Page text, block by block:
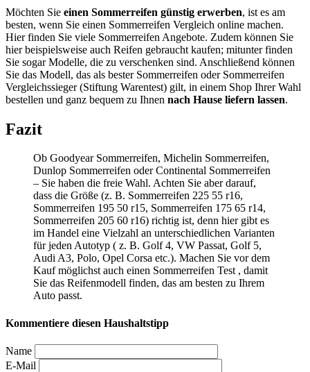
Möchten Sie einen Sommerreifen günstig erwerben, ist es am
besten, wenn Sie einen Sommerreifen Vergleich online machen.
Hier finden Sie viele Sommerreifen Angebote. Zudem können Sie
hier beispielsweise auch Reifen gebraucht kaufen; mitunter finden
Sie sogar Modelle, die zu verschenken sind. Anschließend können
Sie das Modell, das als bester Sommerreifen oder Sommerreifen
Vergleichssieger (Stiftung Warentest) gilt, in einem Shop Ihrer Wahl
bestellen und ganz bequem zu Ihnen nach Hause liefern lassen.
Fazit
Ob Goodyear Sommerreifen, Michelin Sommerreifen,
Dunlop Sommerreifen oder Continental Sommerreifen
– Sie haben die freie Wahl. Achten Sie aber darauf,
dass die Größe (z. B. Sommerreifen 225 55 r16,
Sommerreifen 195 50 r15, Sommerreifen 175 65 r14,
Sommerreifen 205 60 r16) richtig ist, denn hier gibt es
im Handel eine Vielzahl an unterschiedlichen Varianten
für jeden Autotyp ( z. B. Golf 4, VW Passat, Golf 5,
Audi A3, Polo, Opel Corsa etc.). Machen Sie vor dem
Kauf möglichst auch einen Sommerreifen Test , damit
Sie das Reifenmodell finden, das am besten zu Ihrem
Auto passt.
Kommentiere diesen Haushaltstipp
Name
E-Mail